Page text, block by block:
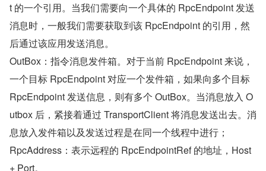
t 的一个引用。当我们需要向一个具体的 RpcEndpoint 发送
消息时，一般我们需要获取到该 RpcEndpoint 的引用，然
后通过该应用发送消息。
OutBox：指令消息发件箱。对于当前 RpcEndpoint 来说，
一个目标 RpcEndpoint 对应一个发件箱，如果向多个目标
RpcEndpoint 发送信息，则有多个 OutBox。当消息放入 O
utbox 后，紧接着通过 TransportClient 将消息发送出去。消
息放入发件箱以及发送过程是在同一个线程中进行；
RpcAddress：表示远程的 RpcEndpointRef 的地址，Host
+ Port。